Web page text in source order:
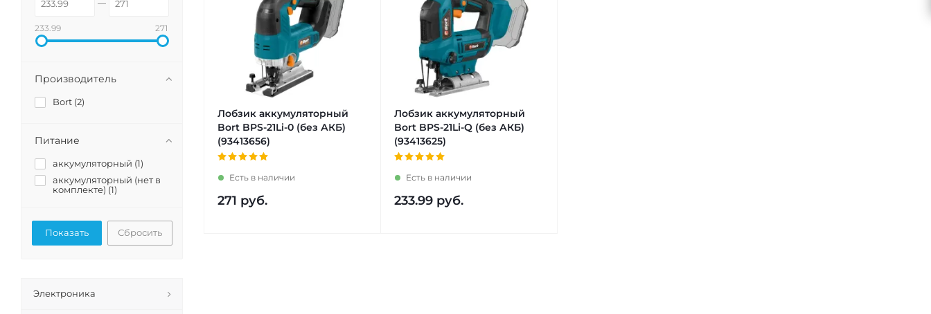
Лобзик аккумуляторный
Bort BPS-21Li-0 (без АКБ)
(93413656)
Есть в наличии
271 руб.
Лобзик аккумуляторный
Bort BPS-21Li-Q (без АКБ)
(93413625)
Есть в наличии
233.99 руб.
233.99 271
Производитель
Bort (2)
Питание
аккумуляторный (1)
аккумуляторный (нет в
комплекте) (1)
Сбросить
Электроника